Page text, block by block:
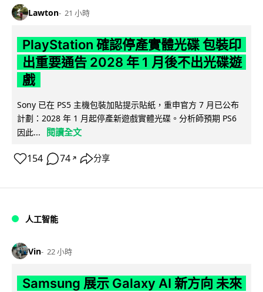
Lawton 21 小時
PlayStation 確認停產實體光碟 包裝印
出重要通告 2028 年 1 月後不出光碟遊
戲
Sony 已在 PS5 主機包裝加貼提示貼紙，重申官方 7 月已公布
計劃：2028 年 1 月起停產新遊戲實體光碟。分析師預期 PS6
因此...
閱讀全文
154 74 ↗ 分享
人工智能
Vin 22 小時
Samsung 展示 Galaxy AI 新方向 未來